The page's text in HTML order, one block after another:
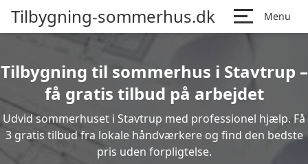
Tilbygning-sommerhus.dk Menu
Tilbygning til sommerhus i Stavtrup –
få gratis tilbud på arbejdet
Udvid sommerhuset i Stavtrup med professionel hjælp. Få
3 gratis tilbud fra lokale håndværkere og find den bedste
pris uden forpligtelse.